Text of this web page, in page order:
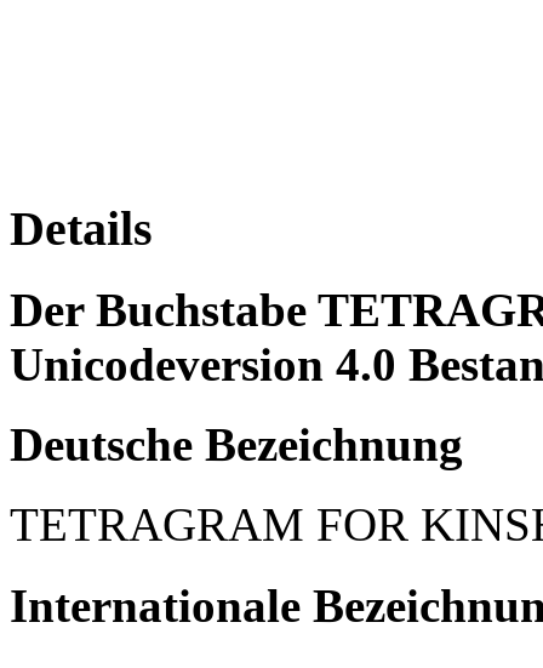
Details
Der Buchstabe
Unicodeversion 4.0
Deutsche Bezeichnung
TETRAGRAM FOR
Internationale